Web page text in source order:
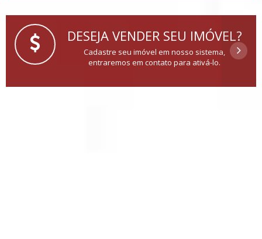
DESEJA VENDER SEU IMÓVEL?
Cadastre seu imóvel em nosso sistema,
entraremos em contato para ativá-lo.